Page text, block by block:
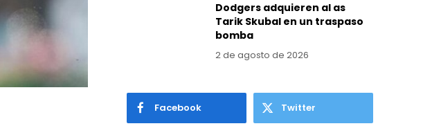
Dodgers adquieren al as
Tarik Skubal en un traspaso
bomba
2 de agosto de 2026
Facebook Twitter